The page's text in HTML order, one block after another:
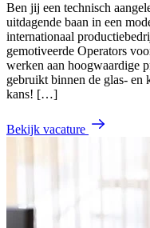
Ben jij een technisch
uitdagende baan in een
internationaal
gemotiveerde Operators
werken aan hoogwaardige
gebruikt binnen de glas-
kans! […]
Bekijk vacature